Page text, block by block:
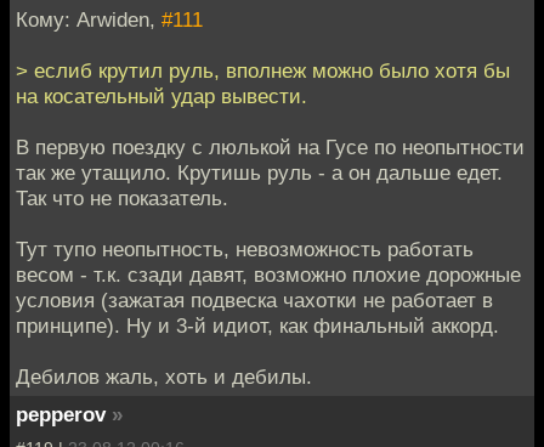
Кому: Arwiden, #111
> еслиб крутил руль, вполнеж можно было хотя бы
на косательный удар вывести.
В первую поездку с люлькой на Гусе по неопытности
так же утащило. Крутишь руль - а он дальше едет.
Так что не показатель.
Тут тупо неопытность, невозможность работать
весом - т.к. сзади давят, возможно плохие дорожные
условия (зажатая подвеска чахотки не работает в
принципе). Ну и 3-й идиот, как финальный аккорд.
Дебилов жаль, хоть и дебилы.
pepperov »